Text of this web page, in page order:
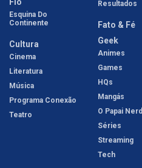
Esquina Do
Continente
Cultura
Cinema
Literatura
Música
Programa Conexão
Teatro
Resultados
Fato & Fé
Geek
Animes
Games
HQs
Mangás
O Papai Nerd
Séries
Streaming
Tech